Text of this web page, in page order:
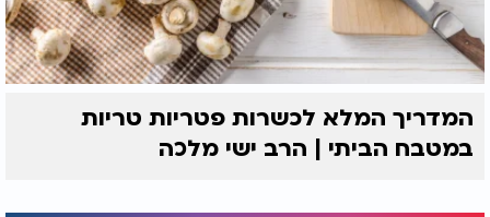
המדריך המלא לכשרות פטריות טריות
במטבח הביתי | הרב ישי מלכה